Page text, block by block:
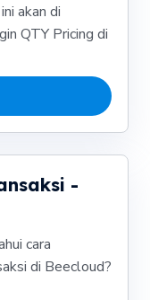
akan di
QTY Pricing di
-
cara
di Beecloud?